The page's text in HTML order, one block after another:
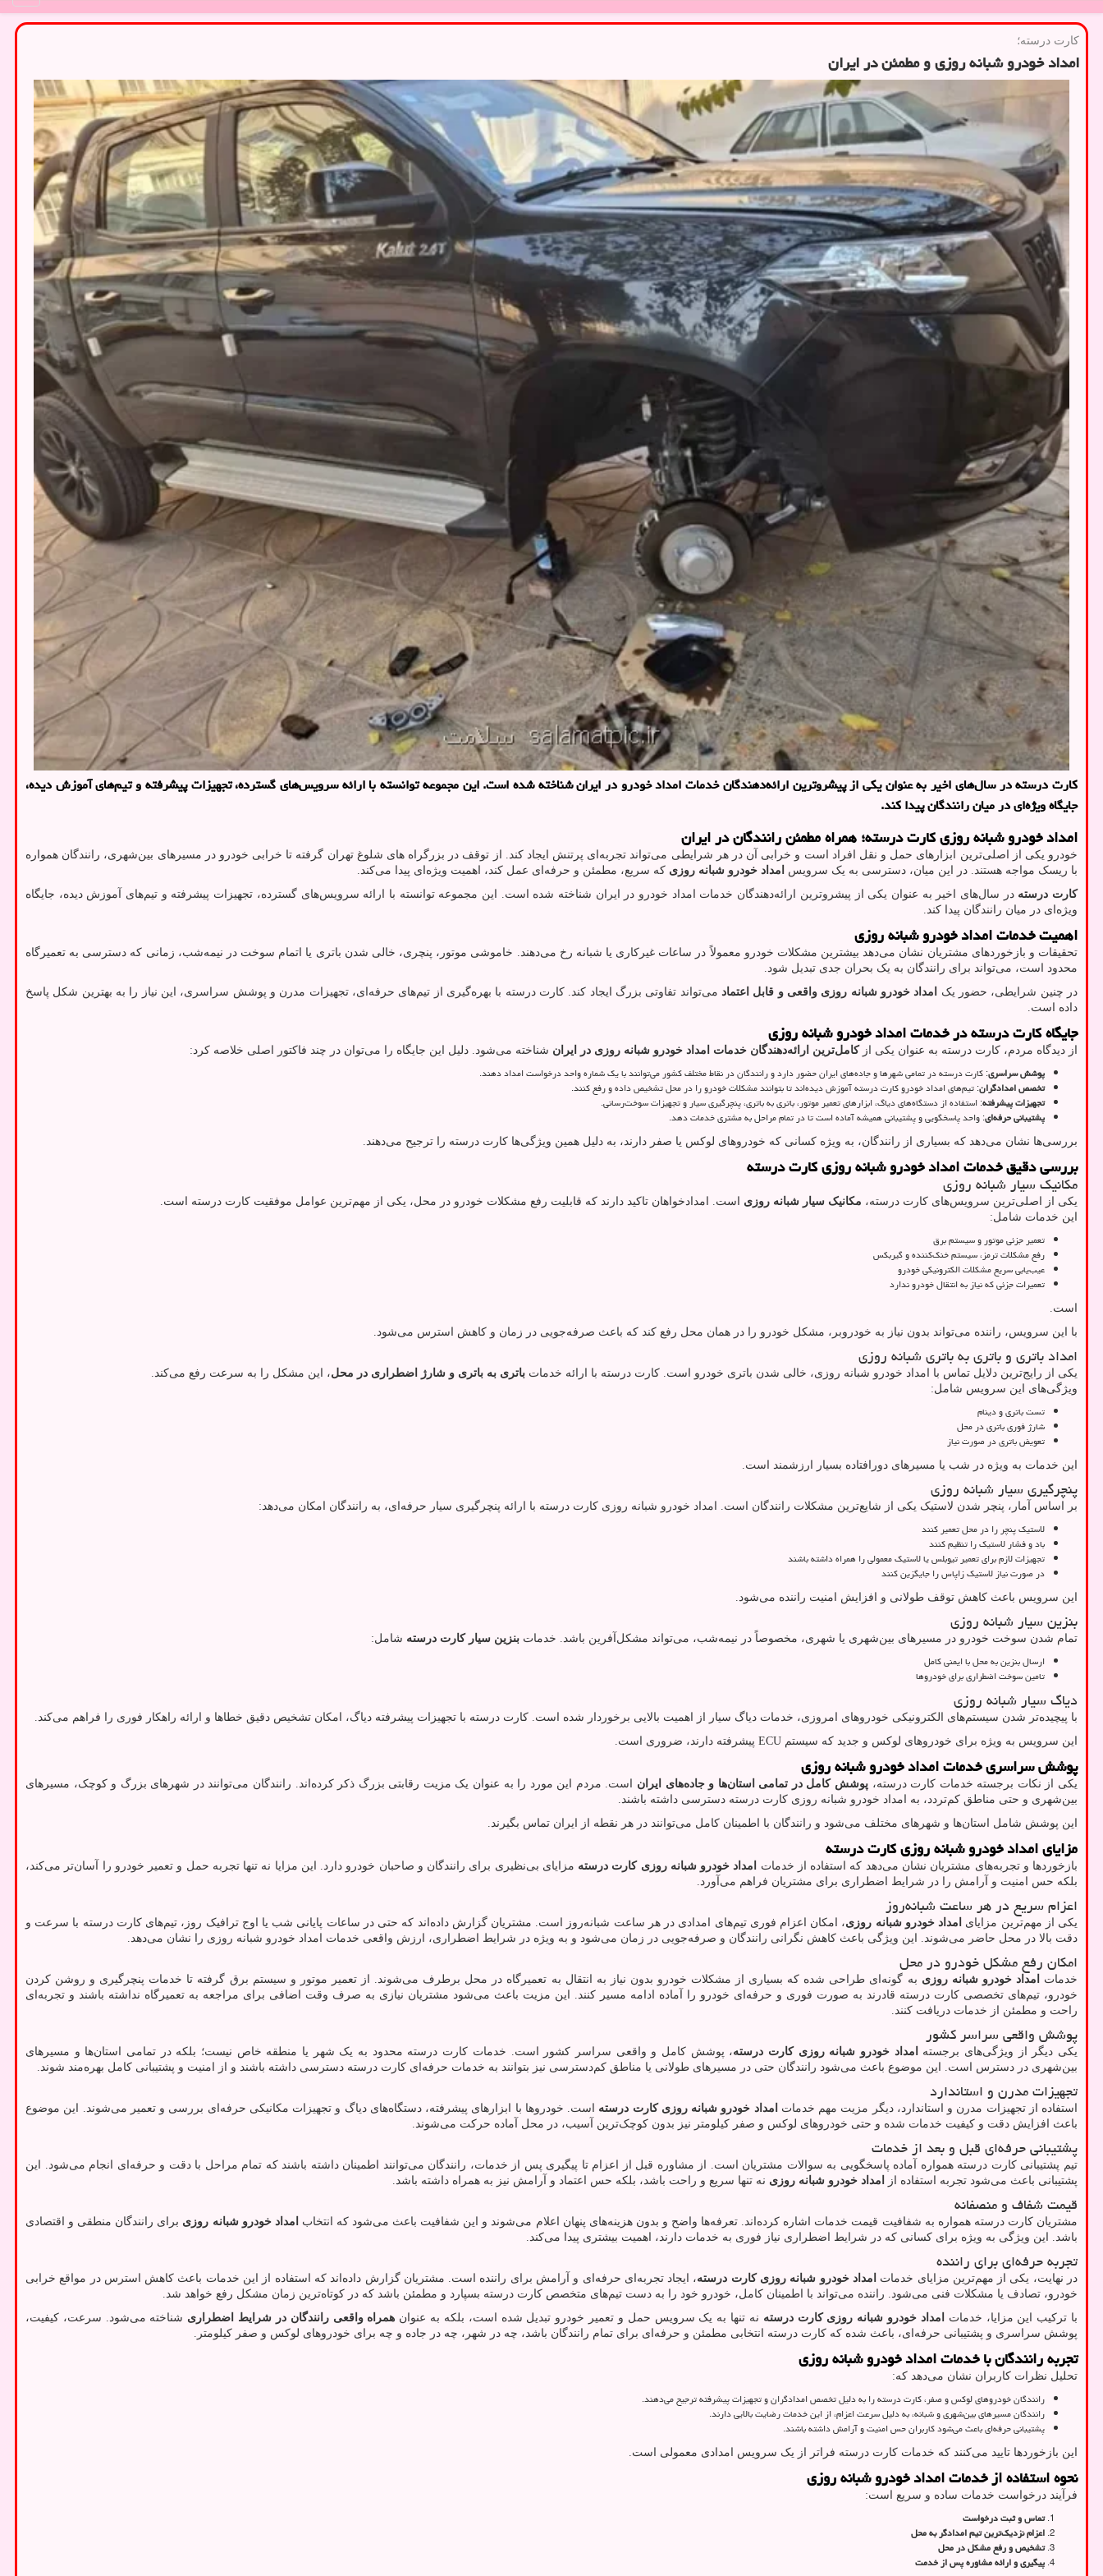
کارت درسته؛
امداد خودرو شبانه روزی و مطمئن در ایران
کارت درسته در سال‌های اخیر به عنوان یکی از پیشروترین ارائه‌دهندگان خدمات امداد خودرو در ایران شناخته شده است. این مجموعه توانسته با ارائه سرویس‌های گسترده، تجهیزات پیشرفته و تیم‌های آموزش دیده،
جایگاه ویژه‌ای در میان رانندگان پیدا کند.
امداد خودرو شبانه روزی کارت درسته؛ همراه مطمئن رانندگان در ایران
خودرو یکی از اصلی‌ترین ابزارهای حمل و نقل افراد است و خرابی آن در هر شرایطی می‌تواند تجربه‌ای پرتنش ایجاد کند. از توقف در بزرگراه های شلوغ تهران گرفته تا خرابی خودرو در مسیرهای بین‌شهری، رانندگان همواره
با ریسک مواجه هستند. در این میان، دسترسی به یک سرویس
امداد خودرو شبانه روزی که سریع، مطمئن و حرفه‌ای عمل کند، اهمیت ویژه‌ای پیدا می‌کند.
کارت درسته در سال‌های اخیر به عنوان یکی از پیشروترین ارائه‌دهندگان خدمات امداد خودرو در ایران شناخته شده است. این مجموعه توانسته با ارائه سرویس‌های گسترده، تجهیزات پیشرفته و تیم‌های آموزش دیده، جایگاه
ویژه‌ای در میان رانندگان پیدا کند.
اهمیت خدمات امداد خودرو شبانه روزی
تحقیقات و بازخوردهای مشتریان نشان می‌دهد بیشترین مشکلات خودرو معمولاً در ساعات غیرکاری یا شبانه رخ می‌دهند. خاموشی موتور، پنچری، خالی شدن باتری یا اتمام سوخت در نیمه‌شب، زمانی که دسترسی به تعمیرگاه
محدود است، می‌تواند برای رانندگان به یک بحران جدی تبدیل شود.
در چنین شرایطی، حضور یک
امداد خودرو شبانه روزی واقعی و قابل اعتماد می‌تواند تفاوتی بزرگ ایجاد کند. کارت درسته با بهره‌گیری از تیم‌های حرفه‌ای، تجهیزات مدرن و پوشش سراسری، این نیاز را به بهترین شکل پاسخ
داده است.
جایگاه کارت درسته در خدمات امداد خودرو شبانه روزی
از دیدگاه مردم، کارت درسته به عنوان یکی ازکامل‌ترین ارائه‌دهندگان خدمات امداد خودرو شبانه روزی در ایران شناخته می‌شود. دلیل این جایگاه را می‌توان در چند فاکتور اصلی خلاصه کرد:
پوشش سراسری: کارت درسته در تمامی شهرها و جاده‌های ایران حضور دارد و رانندگان در نقاط مختلف کشور می‌توانند با یک شماره واحد درخواست امداد دهند.
تخصص امدادگران: تیم‌های امداد خودرو کارت درسته آموزش دیده‌اند تا بتوانند مشکلات خودرو را در محل تشخیص داده و رفع کنند.
تجهیزات پیشرفته: استفاده از دستگاه‌های دیاگ، ابزارهای تعمیر موتور، باتری به باتری، پنچرگیری سیار و تجهیزات سوخت‌رسانی.
پشتیبانی حرفه‌ای: واحد پاسخگویی و پشتیبانی همیشه آماده است تا در تمام مراحل به مشتری خدمات دهد.
بررسی‌ها نشان می‌دهد که بسیاری از رانندگان، به ویژه کسانی که خودروهای لوکس یا صفر دارند، به دلیل همین ویژگی‌ها کارت درسته را ترجیح می‌دهند.
بررسی دقیق خدمات امداد خودرو شبانه روزی کارت درسته
مکانیک سیار شبانه روزی
یکی از اصلی‌ترین سرویس‌های کارت درسته، مکانیک سیار شبانه روزی است. امدادخواهان تاکید دارند که قابلیت رفع مشکلات خودرو در محل، یکی از مهم‌ترین عوامل موفقیت کارت درسته است.
این خدمات شامل:
تعمیر جزئی موتور و سیستم برق
رفع مشکلات ترمز، سیستم خنک‌کننده و گیربکس
عیب‌یابی سریع مشکلات الکترونیکی خودرو
تعمیرات جزئی که نیاز به انتقال خودرو ندارد
است.
با این سرویس، راننده می‌تواند بدون نیاز به خودروبر، مشکل خودرو را در همان محل رفع کند که باعث صرفه‌جویی در زمان و کاهش استرس می‌شود.
امداد باتری و باتری به باتری شبانه روزی
یکی از رایج‌ترین دلایل تماس با امداد خودرو شبانه روزی، خالی شدن باتری خودرو است. کارت درسته با ارائه خدمات باتری به باتری و شارژ اضطراری در محل، این مشکل را به سرعت رفع می‌کند.
ویژگی‌های این سرویس شامل:
تست باتری و دینام
شارژ فوری باتری در محل
تعویض باتری در صورت نیاز
این خدمات به ویژه در شب یا مسیرهای دورافتاده بسیار ارزشمند است.
پنچرگیری سیار شبانه روزی
بر اساس آمار، پنچر شدن لاستیک یکی از شایع‌ترین مشکلات رانندگان است. امداد خودرو شبانه روزی کارت درسته با ارائه پنچرگیری سیار حرفه‌ای، به رانندگان امکان می‌دهد:
لاستیک پنچر را در محل تعمیر کنند
باد و فشار لاستیک را تنظیم کنند
تجهیزات لازم برای تعمیر تیوبلس یا لاستیک معمولی را همراه داشته باشند
در صورت نیاز لاستیک زاپاس را جایگزین کنند
این سرویس باعث کاهش توقف طولانی و افزایش امنیت راننده می‌شود.
بنزین سیار شبانه روزی
تمام شدن سوخت خودرو در مسیرهای بین‌شهری یا شهری، مخصوصاً در نیمه‌شب، می‌تواند مشکل‌آفرین باشد. خدمات بنزین سیار کارت درسته شامل:
ارسال بنزین به محل با ایمنی کامل
تامین سوخت اضطراری برای خودروها
دیاگ سیار شبانه روزی
با پیچیده‌تر شدن سیستم‌های الکترونیکی خودروهای امروزی، خدمات دیاگ سیار از اهمیت بالایی برخوردار شده است. کارت درسته با تجهیزات پیشرفته دیاگ، امکان تشخیص دقیق خطاها و ارائه راهکار فوری را فراهم می‌کند.
این سرویس به ویژه برای خودروهای لوکس و جدید که سیستم ECU پیشرفته دارند، ضروری است.
پوشش سراسری خدمات امداد خودرو شبانه روزی
یکی از نکات برجسته خدمات کارت درسته، پوشش کامل در تمامی استان‌ها و جاده‌های ایران است. مردم این مورد را به عنوان یک مزیت رقابتی بزرگ ذکر کرده‌اند. رانندگان می‌توانند در شهرهای بزرگ و کوچک، مسیرهای
بین‌شهری و حتی مناطق کم‌تردد، به امداد خودرو شبانه روزی کارت درسته دسترسی داشته باشند.
این پوشش شامل استان‌ها و شهرهای مختلف می‌شود و رانندگان با اطمینان کامل می‌توانند در هر نقطه از ایران تماس بگیرند.
مزایای امداد خودرو شبانه روزی کارت درسته
بازخوردها و تجربه‌های مشتریان نشان می‌دهد که استفاده از خدمات امداد خودرو شبانه روزی کارت درسته مزایای بی‌نظیری برای رانندگان و صاحبان خودرو دارد. این مزایا نه تنها تجربه حمل و تعمیر خودرو را آسان‌تر می‌کند،
بلکه حس امنیت و آرامش را در شرایط اضطراری برای مشتریان فراهم می‌آورد.
اعزام سریع در هر ساعت شبانه‌روز
یکی از مهم‌ترین مزایای امداد خودرو شبانه روزی، امکان اعزام فوری تیم‌های امدادی در هر ساعت شبانه‌روز است. مشتریان گزارش داده‌اند که حتی در ساعات پایانی شب یا اوج ترافیک روز، تیم‌های کارت درسته با سرعت و
دقت بالا در محل حاضر می‌شوند. این ویژگی باعث کاهش نگرانی رانندگان و صرفه‌جویی در زمان می‌شود و به ویژه در شرایط اضطراری، ارزش واقعی خدمات امداد خودرو شبانه روزی را نشان می‌دهد.
امکان رفع مشکل خودرو در محل
خدمات امداد خودرو شبانه روزی به گونه‌ای طراحی شده که بسیاری از مشکلات خودرو بدون نیاز به انتقال به تعمیرگاه در محل برطرف می‌شوند. از تعمیر موتور و سیستم برق گرفته تا خدمات پنچرگیری و روشن کردن
خودرو، تیم‌های تخصصی کارت درسته قادرند به صورت فوری و حرفه‌ای خودرو را آماده ادامه مسیر کنند. این مزیت باعث می‌شود مشتریان نیازی به صرف وقت اضافی برای مراجعه به تعمیرگاه نداشته باشند و تجربه‌ای
راحت و مطمئن از خدمات دریافت کنند.
پوشش واقعی سراسر کشور
یکی دیگر از ویژگی‌های برجسته امداد خودرو شبانه روزی کارت درسته، پوشش کامل و واقعی سراسر کشور است. خدمات کارت درسته محدود به یک شهر یا منطقه خاص نیست؛ بلکه در تمامی استان‌ها و مسیرهای
بین‌شهری در دسترس است. این موضوع باعث می‌شود رانندگان حتی در مسیرهای طولانی یا مناطق کم‌دسترسی نیز بتوانند به خدمات حرفه‌ای کارت درسته دسترسی داشته باشند و از امنیت و پشتیبانی کامل بهره‌مند شوند.
تجهیزات مدرن و استاندارد
استفاده از تجهیزات مدرن و استاندارد، دیگر مزیت مهم خدمات امداد خودرو شبانه روزی کارت درسته است. خودروها با ابزارهای پیشرفته، دستگاه‌های دیاگ و تجهیزات مکانیکی حرفه‌ای بررسی و تعمیر می‌شوند. این موضوع
باعث افزایش دقت و کیفیت خدمات شده و حتی خودروهای لوکس و صفر کیلومتر نیز بدون کوچک‌ترین آسیب، در محل آماده حرکت می‌شوند.
پشتیبانی حرفه‌ای قبل و بعد از خدمات
تیم پشتیبانی کارت درسته همواره آماده پاسخگویی به سوالات مشتریان است. از مشاوره قبل از اعزام تا پیگیری پس از خدمات، رانندگان می‌توانند اطمینان داشته باشند که تمام مراحل با دقت و حرفه‌ای انجام می‌شود. این
پشتیبانی باعث می‌شود تجربه استفاده از
امداد خودرو شبانه روزی نه تنها سریع و راحت باشد، بلکه حس اعتماد و آرامش نیز به همراه داشته باشد.
قیمت شفاف و منصفانه
مشتریان کارت درسته همواره به شفافیت قیمت خدمات اشاره کرده‌اند. تعرفه‌ها واضح و بدون هزینه‌های پنهان اعلام می‌شوند و این شفافیت باعث می‌شود که انتخاب امداد خودرو شبانه روزی برای رانندگان منطقی و اقتصادی
باشد. این ویژگی به ویژه برای کسانی که در شرایط اضطراری نیاز فوری به خدمات دارند، اهمیت بیشتری پیدا می‌کند.
تجربه حرفه‌ای برای راننده
در نهایت، یکی از مهم‌ترین مزایای خدمات امداد خودرو شبانه روزی کارت درسته، ایجاد تجربه‌ای حرفه‌ای و آرامش برای راننده است. مشتریان گزارش داده‌اند که استفاده از این خدمات باعث کاهش استرس در مواقع خرابی
خودرو، تصادف یا مشکلات فنی می‌شود. راننده می‌تواند با اطمینان کامل، خودرو خود را به دست تیم‌های متخصص کارت درسته بسپارد و مطمئن باشد که در کوتاه‌ترین زمان مشکل رفع خواهد شد.
با ترکیب این مزایا، خدمات
امداد خودرو شبانه روزی کارت درسته نه تنها به یک سرویس حمل و تعمیر خودرو تبدیل شده است، بلکه به عنوان همراه واقعی رانندگان در شرایط اضطراری شناخته می‌شود. سرعت، کیفیت،
پوشش سراسری و پشتیبانی حرفه‌ای، باعث شده که کارت درسته انتخابی مطمئن و حرفه‌ای برای تمام رانندگان باشد، چه در شهر، چه در جاده و چه برای خودروهای لوکس و صفر کیلومتر.
تجربه رانندگان با خدمات امداد خودرو شبانه روزی
تحلیل نظرات کاربران نشان می‌دهد که:
رانندگان خودروهای لوکس و صفر، کارت درسته را به دلیل تخصص امدادگران و تجهیزات پیشرفته ترجیح می‌دهند.
رانندگان مسیرهای بین‌شهری و شبانه، به دلیل سرعت اعزام، از این خدمات رضایت بالایی دارند.
پشتیبانی حرفه‌ای باعث می‌شود کاربران حس امنیت و آرامش داشته باشند.
این بازخوردها تایید می‌کنند که خدمات کارت درسته فراتر از یک سرویس امدادی معمولی است.
نحوه استفاده از خدمات امداد خودرو شبانه روزی
فرآیند درخواست خدمات ساده و سریع است:
تماس و ثبت درخواست
اعزام نزدیک‌ترین تیم امدادگر به محل
تشخیص و رفع مشکل در محل
پیگیری و ارائه مشاوره پس از خدمت